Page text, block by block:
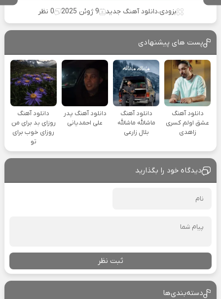
بزودی،دانلود آهنگ جدید 9 ژوئن 2025 0 نظر
پست های پیشنهادی
دانلود آهنگ
عشق اولم کسری
زاهدی
دانلود آهنگ
ماشالله ماشالله
بلال زارعی
دانلود آهنگ پدر
علی احمدیانی
دانلود آهنگ
روزای بد برای من
روزای خوب برای
تو
دیدگاه خود را بگذارید
ثبت نظر
دسته‌بندی‌ها